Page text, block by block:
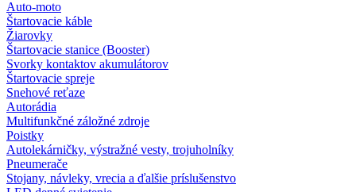
Auto-moto
Štartovacie káble
Žiarovky
Štartovacie stanice (Booster)
Svorky kontaktov akumulátorov
Štartovacie spreje
Snehové reťaze
Autorádia
Multifunkčné záložné zdroje
Poistky
Autolekárničky, výstražné vesty, trojuholníky
Pneumerače
Stojany, návleky, vrecia a ďalšie príslušenstvo